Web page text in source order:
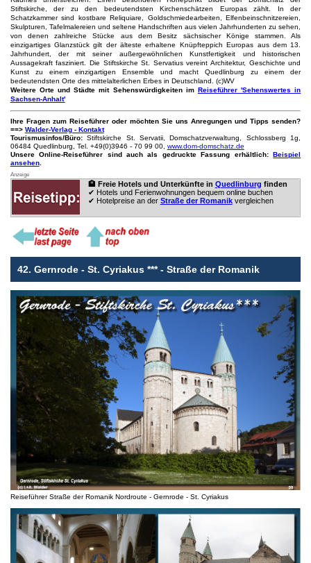
Stiftskirche, der zu den bedeutendsten Kirchenschätzen Europas zählt. In der
Schatzkammer sind kostbare Reliquiare, Goldschmiedearbeiten, Elfenbeinschnitzereien,
Skulpturen, Tafelmalereien und seltene Handschriften aus vielen Jahrhunderten zu sehen,
von denen zahlreiche Stücke aus dem Besitz sächsischer Könige stammen. Als
einzigartiges Glanzstück gilt der älteste erhaltene Knüpfteppich Europas aus dem 13.
Jahrhundert, der mit seiner außergewöhnlichen Kunstfertigkeit und historischen
Aussagekraft fasziniert. Die Stiftskirche St. Servatius vereint Architektur, Geschichte und
Kunst zu einem einzigartigen Ensemble und macht Quedlinburg zu einem der
bedeutendsten Orte des mittelalterlichen Erbes in Deutschland. (c)WV
Weitere Orte und Städte mit Sehenswürdigkeiten im Reiseführer 'Sehenswertes in
Sachsen-Anhalt'
Ihre Fragen zum Reiseführer oder möchten Sie uns Anregungen und Tipps senden?
==> Walder-Verlag - Kontakt
Tourismusinfos/Büro:Stiftskirche St. Servatii, Domschatzverwaltung, Schlossberg 1g,
06484 Quedlinburg, Tel. +49(0)3946 - 70 99 00, www.dom-domschatz.de
Unsere Online-Reiseführer sind auch als gedruckte Fassung erhältlich:Beispiel
ansehen.
Anzeige
🏨 Freie Hotels und Unterkünfte in Quedlinburg finden
✔ Hotels und Ferienwohnungen bequem online buchen
✔ Hotelpreise an der Straße der Romanikvergleichen
42. Gernrode - St. Cyriakus *** - Straße der Romanik
Reiseführer Straße der Romanik Nordroute - Gernrode - St. Cyriakus